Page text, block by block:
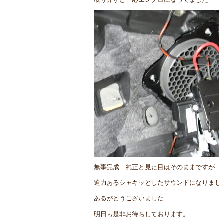
無事完成 純正と見た目はそのままですが
迫力あるシャキッとしたサウンドになりま
あるがとうございました
明日も是非お待ちしております。